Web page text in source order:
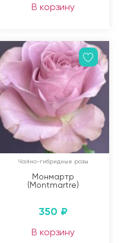
В корзину
Чайно-гибридные розы
Монмартр
(Montmartre)
350 ₽
В корзину